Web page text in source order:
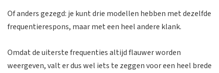
Of anders gezegd: je kunt drie modellen hebben met dezelfde
frequentierespons, maar met een heel andere klank.
Omdat de uiterste frequenties altijd flauwer worden
weergeven, valt er dus wel iets te zeggen voor een heel brede